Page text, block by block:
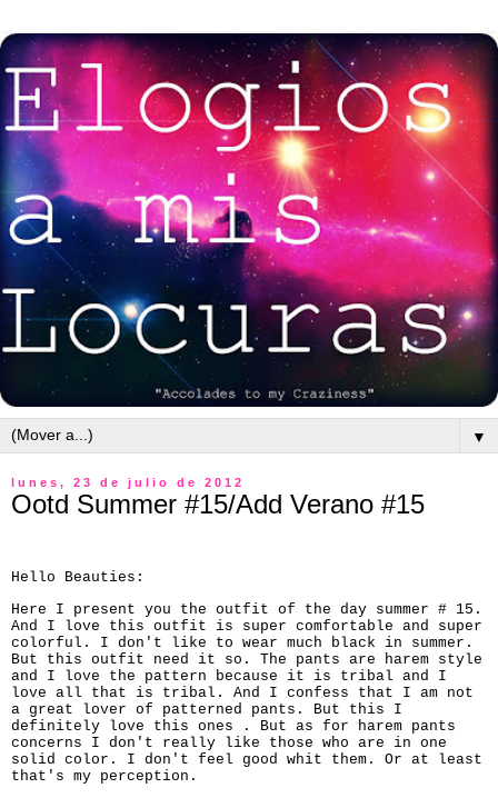
▼
lunes, 23 de julio de 2012
Ootd Summer #15/Add Verano #15
Hello Beauties:
Here I present you the outfit of the day summer # 15.
And I love this outfit is super comfortable and super
colorful. I don't like to wear much black in summer.
But this outfit need it so. The pants are harem style
and I love the pattern because it is tribal and I
love all that is tribal. And I confess that I am not
a great lover of patterned pants. But this I
definitely love this ones . But as for harem pants
concerns I don't really like those who are in one
solid color. I don't feel good whit them. Or at least
that's my perception.